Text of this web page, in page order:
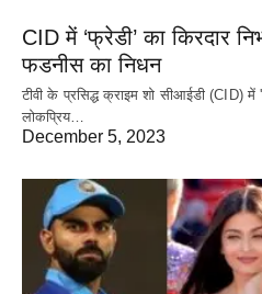
CID में ‘फ्रेडी’ का किरदार
फडनीस का निधन
टीवी के प्रसिद्ध क्राइम शो सीआईडी (CID)
लोकप्रिय…
December 5, 2023